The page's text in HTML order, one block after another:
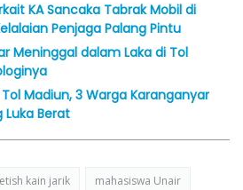
KA Sancaka Tabrak Mobil di
Penjaga Palang Pintu
Meninggal dalam Laka di Tol
Madiun, 3 Warga Karanganyar
Luka Berat
kain jarik mahasiswa Unair